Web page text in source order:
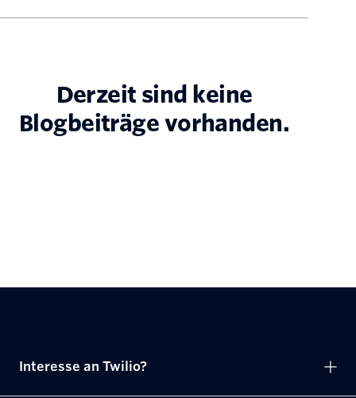
Derzeit sind keine
Blogbeiträge vorhanden.
Interesse an Twilio?